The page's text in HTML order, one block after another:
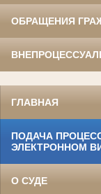
ОБРАЩЕНИЯ
ГЛАВНАЯ
ПОДАЧА
ЭЛЕКТРОННОМ
О СУДЕ